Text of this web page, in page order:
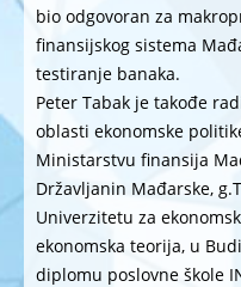
bio odgovoran za
finansijskog sistema
testiranje banaka.
Peter Tabak je takođe
oblasti ekonomske
Ministarstvu finansija
Državljanin Mađarske,
Univerzitetu za
ekonomska teorija, u
diplomu poslovne škole